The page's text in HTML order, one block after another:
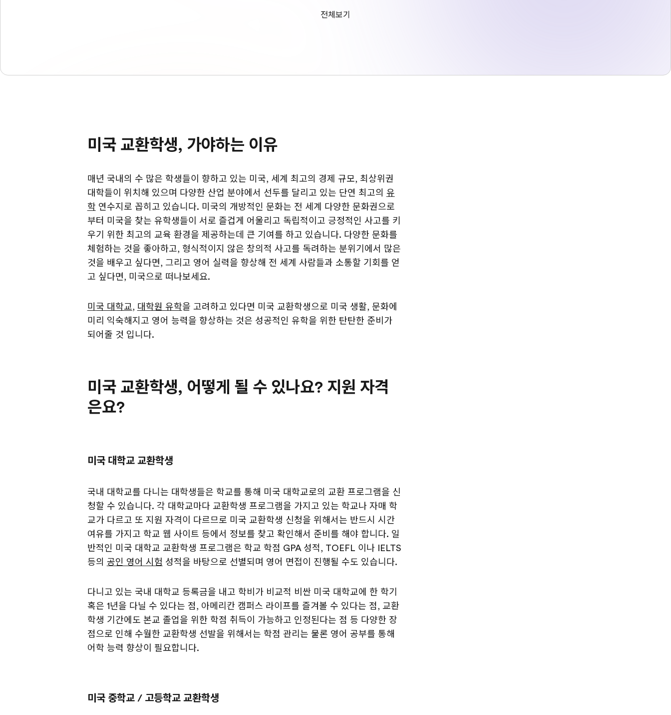
전체보기
미국 교환학생, 가야하는 이유
매년 국내의 수 많은 학생들이 향하고 있는 미국, 세계 최고의 경제 규모, 최상위권
대학들이 위치해 있으며 다양한 산업 분야에서 선두를 달리고 있는 단연 최고의 유
학 연수지로 꼽히고 있습니다. 미국의 개방적인 문화는 전 세계 다양한 문화권으로
부터 미국을 찾는 유학생들이 서로 즐겁게 어울리고 독립적이고 긍정적인 사고를 키
우기 위한 최고의 교육 환경을 제공하는데 큰 기여를 하고 있습니다. 다양한 문화를
체험하는 것을 좋아하고, 형식적이지 않은 창의적 사고를 독려하는 분위기에서 많은
것을 배우고 싶다면, 그리고 영어 실력을 향상해 전 세계 사람들과 소통할 기회를 얻
고 싶다면, 미국으로 떠나보세요.
미국 대학교, 대학원 유학을 고려하고 있다면 미국 교환학생으로 미국 생활, 문화에
미리 익숙해지고 영어 능력을 향상하는 것은 성공적인 유학을 위한 탄탄한 준비가
되어줄 것 입니다.
미국 교환학생, 어떻게 될 수 있나요? 지원 자격
은요?
미국 대학교 교환학생
국내 대학교를 다니는 대학생들은 학교를 통해 미국 대학교로의 교환 프로그램을 신
청할 수 있습니다. 각 대학교마다 교환학생 프로그램을 가지고 있는 학교나 자매 학
교가 다르고 또 지원 자격이 다르므로 미국 교환학생 신청을 위해서는 반드시 시간
여유를 가지고 학교 웹 사이트 등에서 정보를 찾고 확인해서 준비를 해야 합니다. 일
반적인 미국 대학교 교환학생 프로그램은 학교 학점 GPA 성적, TOEFL 이나 IELTS
등의 공인 영어 시험 성적을 바탕으로 선별되며 영어 면접이 진행될 수도 있습니다.
다니고 있는 국내 대학교 등록금을 내고 학비가 비교적 비싼 미국 대학교에 한 학기
혹은 1년을 다닐 수 있다는 점, 아메리칸 캠퍼스 라이프를 즐겨볼 수 있다는 점, 교환
학생 기간에도 본교 졸업을 위한 학점 취득이 가능하고 인정된다는 점 등 다양한 장
점으로 인해 수월한 교환학생 선발을 위해서는 학점 관리는 물론 영어 공부를 통해
어학 능력 향상이 필요합니다.
미국 중학교 / 고등학교 교환학생